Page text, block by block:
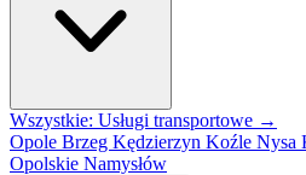
Wszystkie: Usługi transportowe →
Opole Brzeg Kędzierzyn Koźle Nysa
Opolskie Namysłów